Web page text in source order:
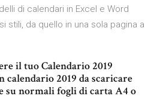
di calendari in Excel e Word
stili, da quello in una sola pagina a
il tuo Calendario 2019
calendario 2019 da scaricare
su normali fogli di carta A4 o